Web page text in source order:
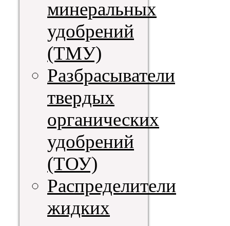
минеральных
удобрений
(ТМУ)
Разбрасыватели
твердых
органических
удобрений
(ТОУ)
Распределители
жидких